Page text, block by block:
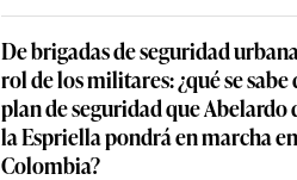
De brigadas de seguridad
rol de los militares: ¿qué se sabe
plan de seguridad que Abelardo
la Espriella pondrá en marcha en
Colombia?